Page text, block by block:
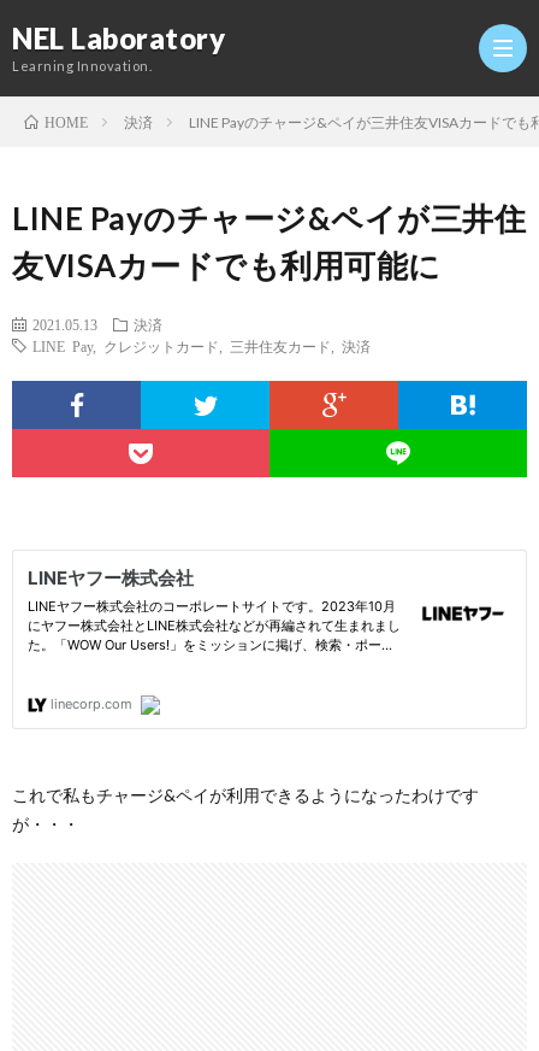
NEL Laboratory
Learning Innovation.
HOME 決済 LINE Payのチャージ&ペイが三井住友VISAカードでも
LINE Payのチャージ&ペイが三井住
友VISAカードでも利用可能に
2021.05.13
決済
LINE Pay, クレジットカード 三井住友カード 決済
これで私もチャージ&ペイが利用できるようになったわけです
が・・・